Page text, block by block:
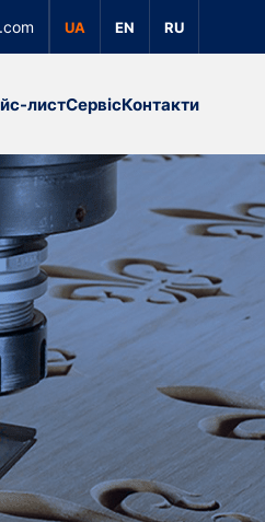
UA EN RU
листСервісКонтакти